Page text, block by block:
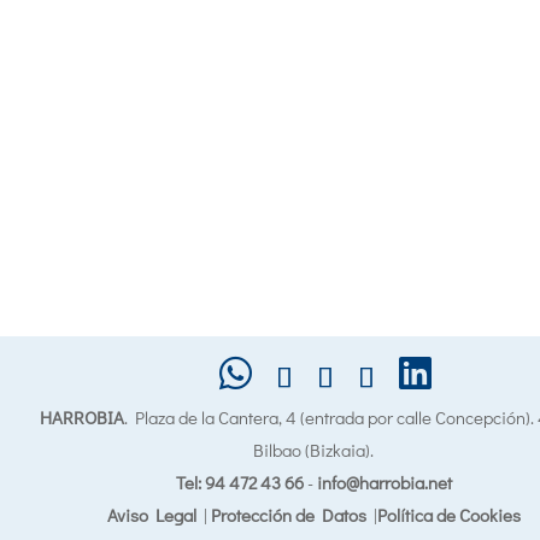
HARROBIA. Plaza de la Cantera, 4 (entrada por calle
Bilbao (Bizkaia).
Tel: 94 472 43 66- info@harrobia.net
Aviso Legal| Protección de Datos|Política de Cookies